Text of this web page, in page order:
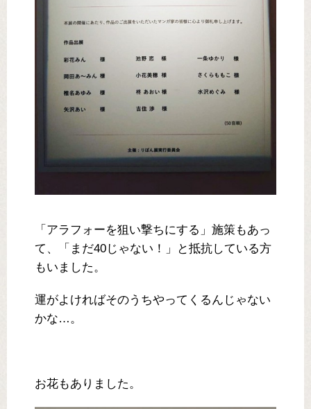
「アラフォーを狙い撃ちにする」施策もあっ
て、「まだ40じゃない！」と抵抗している方
もいました。
運がよければそのうちやってくるんじゃない
かな…。
お花もありました。